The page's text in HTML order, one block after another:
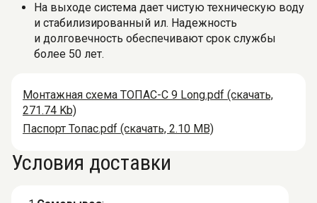
На выходе система дает чистую техническую воду
и стабилизированный ил. Надежность
и долговечность обеспечивают срок службы
более 50 лет.
Монтажная схема ТОПАС-С 9 Long.pdf (скачать,
271.74 Kb)
Паспорт Топас.pdf (скачать, 2.10 MB)
Условия доставки